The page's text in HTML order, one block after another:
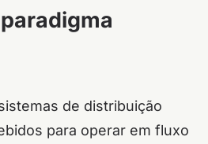
de distribuição
para operar em fluxo